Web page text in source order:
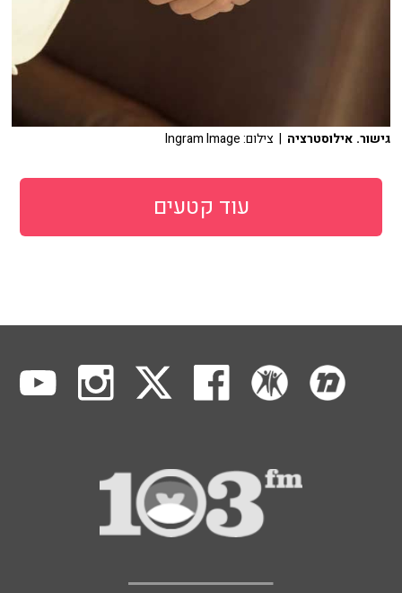
גישור. אילוסטרציה | צילום: Ingram Image
עוד קטעים